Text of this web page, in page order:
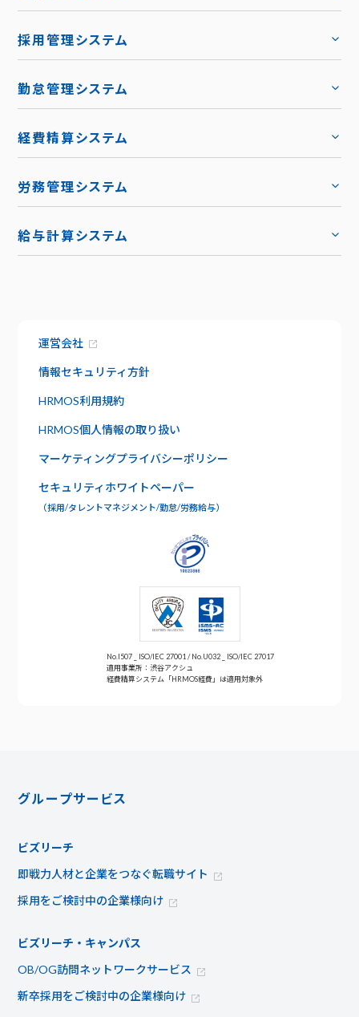
社内版ビズリーチ
採用管理システム
料金
キャリア採用
導入事例
お役立ち資料
勤怠管理システム
日報管理
ワークフロー
経費精算システム
労務管理システム
年末調整
特長
セキュリティ
サポート
よくあるご質問
給与計算システム
運営会社
情報セキュリティ方針
HRMOS利用規約
HRMOS個人情報の取り扱い
マーケティングプライバシーポリシー
セキュリティホワイトペーパー
（採用/タレントマネジメント/勤怠/労務給与）
No.I507 _ ISO/IEC 27001 / No.U032 _ ISO/IEC 27017
適用事業所：渋谷アクシュ
経費精算システム「HRMOS経費」は適用対象外
グループサービス
ビズリーチ
即戦力人材と企業をつなぐ転職サイト
採用をご検討中の企業様向け
ビズリーチ・キャンパス
OB/OG訪問ネットワークサービス
新卒採用をご検討中の企業様向け